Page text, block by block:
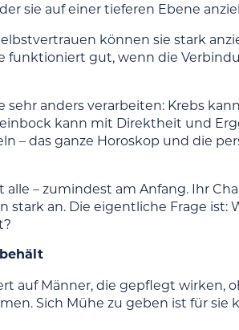
sie auf einer tieferen Ebene
können sie stark
funktioniert gut, wenn die
anders verarbeiten: Krebs
kann mit Direktheit und
– das ganze Horoskop und die
– zumindest am Anfang. Ihr
stark an. Die eigentliche Frage ist:
auf Männer, die gepflegt wirken,
Sich Mühe zu geben ist für sie